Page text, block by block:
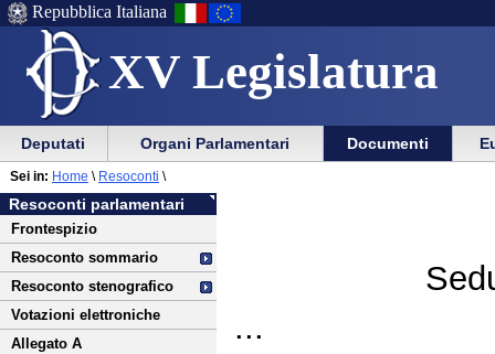
XV Legislatura
Menu
di
ausilio
alla
navigazione
Vai
Menu
di
navigazione
principale
Repubblica Italiana
Menu
di
navigazione
principale
Vai
menu
di
sezione
Deputati Organi Parlamentari Documenti
Vai
al
contenuto
Resoconti parlamentari
Frontespizio
Resoconto sommario
Resoconto stenografico
Votazioni elettroniche
Allegato A
Sei in: Home \ Resoconti \
...